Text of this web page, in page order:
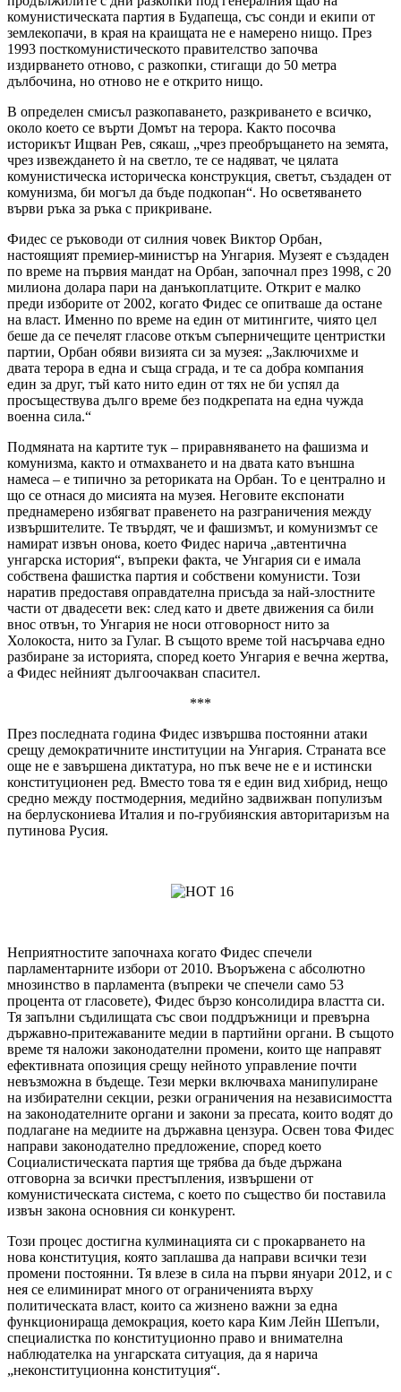
комунистическата партия в Будапеща, със сонди и екипи от
землекопачи, в края на краищата не е намерено нищо. През
1993 посткомунистическото правителство започва
издирването отново, с разкопки, стигащи до 50 метра
дълбочина, но отново не е открито нищо.
В определен смисъл разкопаването, разкриването е всичко,
около което се върти Домът на терора. Както посочва
историкът Ищван Рев, сякаш, „чрез преобръщането на земята,
чрез извеждането ѝ на светло, те се надяват, че цялата
комунистическа историческа конструкция, светът, създаден от
комунизма, би могъл да бъде подкопан“. Но осветяването
върви ръка за ръка с прикриване.
Фидес се ръководи от силния човек Виктор Орбан,
настоящият премиер-министър на Унгария. Музеят е създаден
по време на първия мандат на Орбан, започнал през 1998, с 20
милиона долара пари на данъкоплатците. Открит е малко
преди изборите от 2002, когато Фидес се опитваше да остане
на власт. Именно по време на един от митингите, чиято цел
беше да се печелят гласове откъм съперничещите центристки
партии, Орбан обяви визията си за музея: „Заключихме и
двата терора в една и съща сграда, и те са добра компания
един за друг, тъй като нито един от тях не би успял да
просъществува дълго време без подкрепата на една чужда
военна сила.“
Подмяната на картите тук – приравняването на фашизма и
комунизма, както и отмахването и на двата като външна
намеса – е типично за реториката на Орбан. То е централно и
що се отнася до мисията на музея. Неговите експонати
преднамерено избягват правенето на разграничения между
извършителите. Те твърдят, че и фашизмът, и комунизмът се
намират извън онова, което Фидес нарича „автентична
унгарска история“, въпреки факта, че Унгария си е имала
собствена фашистка партия и собствени комунисти. Този
наратив предоставя оправдателна присъда за най-злостните
части от двадесети век: след като и двете движения са били
внос отвън, то Унгария не носи отговорност нито за
Холокоста, нито за Гулаг. В същото време той насърчава едно
разбиране за историята, според което Унгария е вечна жертва,
а Фидес нейният дългоочакван спасител.
***
През последната година Фидес извършва постоянни атаки
срещу демократичните институции на Унгария. Страната все
още не е завършена диктатура, но пък вече не е и истински
конституционен ред. Вместо това тя е един вид хибрид, нещо
средно между постмодерния, медийно задвижван популизъм
на берлускониева Италия и по-грубиянския авторитаризъм на
путинова Русия.
Неприятностите започнаха когато Фидес спечели
парламентарните избори от 2010. Въоръжена с абсолютно
мнозинство в парламента (въпреки че спечели само 53
процента от гласовете), Фидес бързо консолидира властта си.
Тя запълни съдилищата със свои поддръжници и превърна
държавно-притежаваните медии в партийни органи. В същото
време тя наложи законодателни промени, които ще направят
ефективната опозиция срещу нейното управление почти
невъзможна в бъдеще. Тези мерки включваха манипулиране
на избирателни секции, резки ограничения на независимостта
на законодателните органи и закони за пресата, които водят до
подлагане на медиите на държавна цензура. Освен това Фидес
направи законодателно предложение, според което
Социалистическата партия ще трябва да бъде държана
отговорна за всички престъпления, извършени от
комунистическата система, с което по същество би поставила
извън закона основния си конкурент.
Този процес достигна кулминацията си с прокарването на
нова конституция, която заплашва да направи всички тези
промени постоянни. Тя влезе в сила на първи януари 2012, и с
нея се елиминират много от ограниченията върху
политическата власт, които са жизнено важни за една
функционираща демокрация, което кара Ким Лейн Шепъли,
специалистка по конституционно право и внимателна
наблюдателка на унгарската ситуация, да я нарича
„неконституционна конституция“.